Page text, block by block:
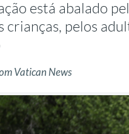
está abalado
crianças, pelos
Vatican News